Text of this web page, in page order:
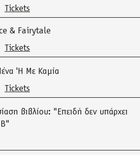
Tickets
& Fairytale
Tickets
'Η Με Καμία
Tickets
βιβλίου: "Επειδή δεν υπάρχει